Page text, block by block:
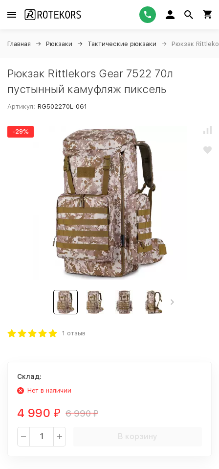
Главная Рюкзаки Тактические рюкзаки Рюкзак
Рюкзак Rittlekors Gear 7522 70л
пустынный камуфляж пиксель
Артикул: RG502270L-061
-29%
1 отзыв
Склад:
Нет в наличии
4 990 ₽ 6 990₽
В корзину